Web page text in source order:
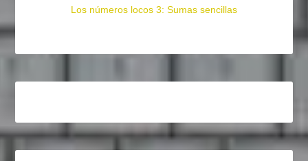
Los números locos 3: Sumas sencillas